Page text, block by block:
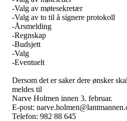
-Valg av møtesekretær
-Valg av to til å signere protokoll
-Årsmelding
-Regnskap
-Budsjett
-Valg
-Eventuelt
Dersom det er saker dere ønsker
meldes til
Narve Holmen innen 3. februar.
E-post:
Telefon: 982 88 645